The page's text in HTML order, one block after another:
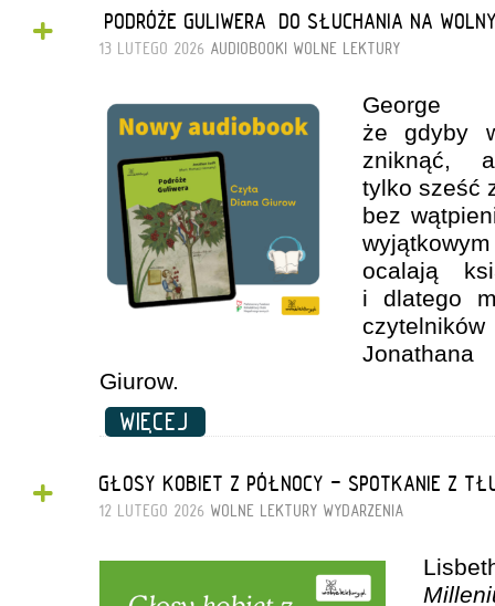
+ „PODRÓŻE GULIWERA” DO SŁUCHANIA NA
13 LUTEGO 2026 AUDIOBOOKI WOLNE LEKTURY
George
że gdyby
zniknąć,
tylko sześć
bez
ocalają
i dlatego
Giurow.
WIĘCEJ
+ GŁOSY KOBIET Z PÓŁNOCY - SPOTKANIE Z
12 LUTEGO 2026 WOLNE LEKTURY WYDARZENIA